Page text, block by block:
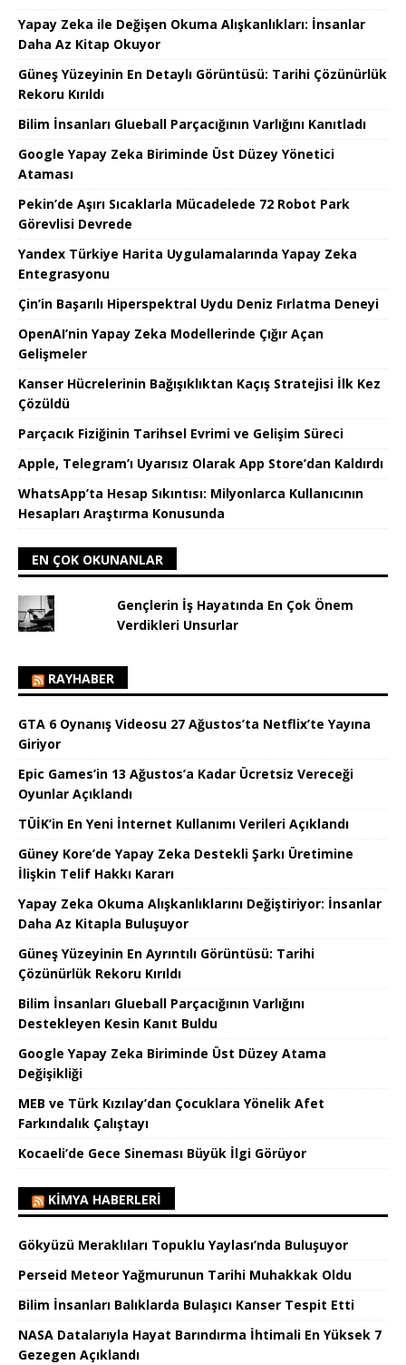
Yapay Zeka ile Değişen Okuma Alışkanlıkları: İnsanlar
Daha Az Kitap Okuyor
Güneş Yüzeyinin En Detaylı Görüntüsü: Tarihi Çözünürlük
Rekoru Kırıldı
Bilim İnsanları Glueball Parçacığının Varlığını Kanıtladı
Google Yapay Zeka Biriminde Üst Düzey Yönetici
Ataması
Pekin’de Aşırı Sıcaklarla Mücadelede 72 Robot Park
Görevlisi Devrede
Yandex Türkiye Harita Uygulamalarında Yapay Zeka
Entegrasyonu
Çin’in Başarılı Hiperspektral Uydu Deniz Fırlatma Deneyi
OpenAI’nin Yapay Zeka Modellerinde Çığır Açan
Gelişmeler
Kanser Hücrelerinin Bağışıklıktan Kaçış Stratejisi İlk Kez
Çözüldü
Parçacık Fiziğinin Tarihsel Evrimi ve Gelişim Süreci
Apple, Telegram’ı Uyarısız Olarak App Store’dan Kaldırdı
WhatsApp’ta Hesap Sıkıntısı: Milyonlarca Kullanıcının
Hesapları Araştırma Konusunda
EN ÇOK OKUNANLAR
Gençlerin İş Hayatında En Çok Önem
Verdikleri Unsurlar
RAYHABER
GTA 6 Oynanış Videosu 27 Ağustos’ta Netflix’te Yayına
Giriyor
Epic Games’in 13 Ağustos’a Kadar Ücretsiz Vereceği
Oyunlar Açıklandı
TÜİK’in En Yeni İnternet Kullanımı Verileri Açıklandı
Güney Kore’de Yapay Zeka Destekli Şarkı Üretimine
İlişkin Telif Hakkı Kararı
Yapay Zeka Okuma Alışkanlıklarını Değiştiriyor: İnsanlar
Daha Az Kitapla Buluşuyor
Güneş Yüzeyinin En Ayrıntılı Görüntüsü: Tarihi
Çözünürlük Rekoru Kırıldı
Bilim İnsanları Glueball Parçacığının Varlığını
Destekleyen Kesin Kanıt Buldu
Google Yapay Zeka Biriminde Üst Düzey Atama
Değişikliği
MEB ve Türk Kızılay’dan Çocuklara Yönelik Afet
Farkındalık Çalıştayı
Kocaeli’de Gece Sineması Büyük İlgi Görüyor
KIMYA HABERLERI
Gökyüzü Meraklıları Topuklu Yaylası’nda Buluşuyor
Perseid Meteor Yağmurunun Tarihi Muhakkak Oldu
Bilim İnsanları Balıklarda Bulaşıcı Kanser Tespit Etti
NASA Datalarıyla Hayat Barındırma İhtimali En Yüksek 7
Gezegen Açıklandı